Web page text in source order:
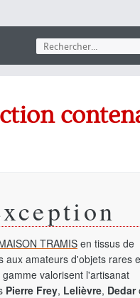
TRAMIS en tissus de
aux amateurs d'objets rares
valorisent l'artisanat
Pierre Frey, Lelièvre, Dedar